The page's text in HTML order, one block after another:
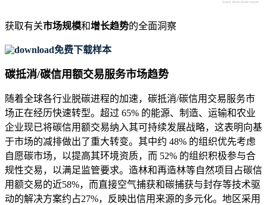
获取有关市场规模和增长趋势的全面洞察
免费下载样本
碳抵消/碳信用额交易服务市场趋势
随着全球各行业脱碳进程的加速，碳抵消/碳信用交易服务市
场正在经历快速转型。超过 65% 的能源、制造、运输和农业
企业现已将碳信用额交易纳入其可持续发展战略，这表明向基
于市场的减排做出了重大转变。其中约 48% 的组织优先考虑
自愿碳市场，以提高其环境资质，而 52% 的组织积极参与合
规性交易，以满足监管要求。造林和再造林等自然项目占碳信
用额交易的近58%，而直接空气捕获和碳捕获与封存等技术驱
动的解决方案约占27%，反映出信用来源的多元化。地区采用